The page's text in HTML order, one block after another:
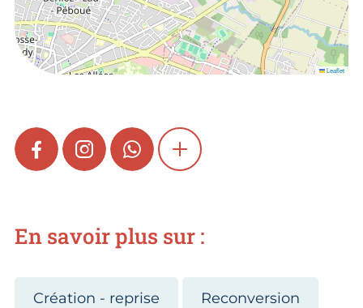
Leaflet
FACEBOOKINSTAGRAMWHATSAPPSHOW MORE
En savoir plus sur :
Création - reprise Reconversion